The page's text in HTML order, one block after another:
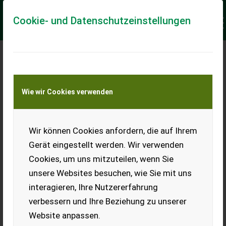
Cookie- und Datenschutzeinstellungen
Wie wir Cookies verwenden
Wir können Cookies anfordern, die auf Ihrem
Gerät eingestellt werden. Wir verwenden
Cookies, um uns mitzuteilen, wenn Sie
unsere Websites besuchen, wie Sie mit uns
interagieren, Ihre Nutzererfahrung
verbessern und Ihre Beziehung zu unserer
Website anpassen.
Meine Transportkostenanfrage
Transport von Land- und Baumaschinen –
KEINE Tiertransporte
Ladeort
Ort